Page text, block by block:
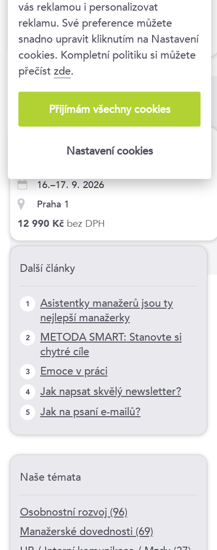
Asistent(ka) manažera
Kurzy na toto téma
Profesionální asistentka manažera s
certifikátem
16.–17. 9. 2026
Praha 1
12 990 Kč bez DPH
Další články
1
Asistentky manažerů jsou ty
nejlepší manažerky
2
METODA SMART: Stanovte si
chytré cíle
3 Emoce v práci
4 Jak napsat skvělý newsletter?
5 Jak na psaní e-mailů?
Naše témata
Osobnostní rozvoj (96)
Manažerské dovednosti (69)
vás reklamou i personalizovat
reklamu. Své preference můžete
snadno upravit kliknutím na Nastavení
cookies. Kompletní politiku si můžete
přečístzde.
Přijímám všechny cookies
Nastavení cookies